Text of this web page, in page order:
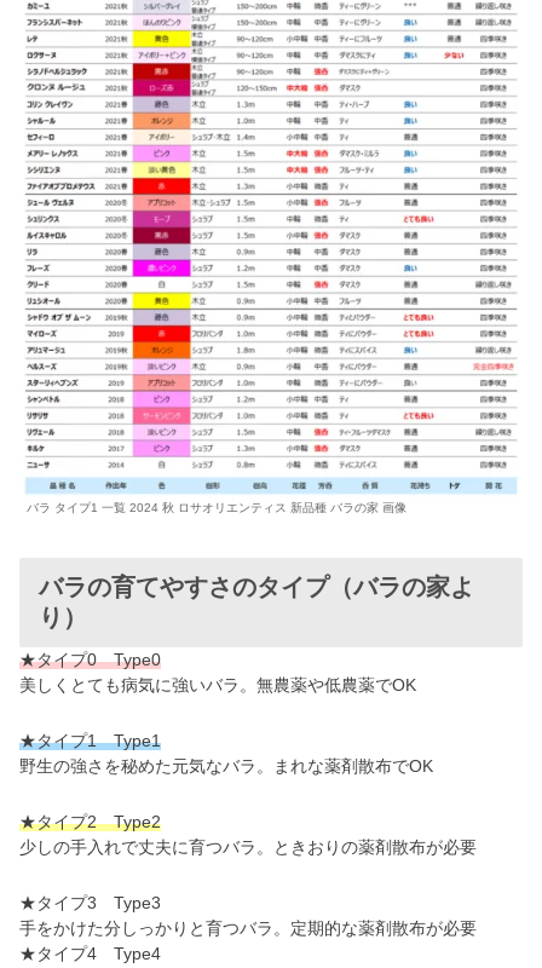
バラ タイプ1 一覧 2024 秋 ロサオリエンティス 新品種 バラの家 画像
バラの育てやすさのタイプ（バラの家よ
り）
★タイプ0 Type0
美しくとても病気に強いバラ。無農薬や低農薬でOK
★タイプ1 Type1
野生の強さを秘めた元気なバラ。まれな薬剤散布でOK
★タイプ2 Type2
少しの手入れで丈夫に育つバラ。ときおりの薬剤散布が必要
★タイプ3 Type3
手をかけた分しっかりと育つバラ。定期的な薬剤散布が必要
★タイプ4 Type4